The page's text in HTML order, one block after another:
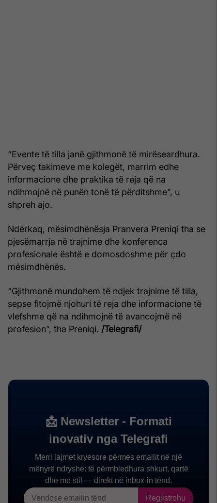
“Evente të tilla janë gjithmonë të mirëseardhura.
Përveç takimeve me kolegët, marrim edhe
informacione dhe praktika të reja që na
ndihmojnë në punën tonë të përditshme”, u
shpreh ajo.
Ndërkaq, mësimdhënësja Pranvera Preniqi tha se
pjesëmarrja në trajnime dhe konferenca
profesionale është e domosdoshme për çdo
mësimdhënës.
“Gjithmonë mundohem të ndjek trajnime të tilla,
sepse fitojmë njohuri të reja dhe informacione të
vlefshme që na ndihmojnë të avancojmë në
profesion”, tha Preniqi. /Telegrafi/